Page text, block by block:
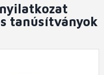
tanúsítványok